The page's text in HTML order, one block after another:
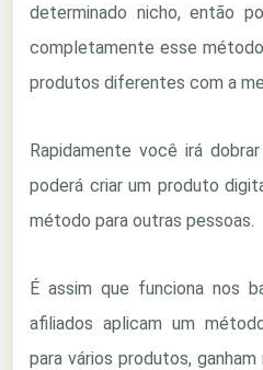
determinado nicho, então
completamente esse
produtos diferentes com a
Rapidamente você irá
poderá criar um produto
método para outras pessoas.
É assim que funciona nos
afiliados aplicam um
para vários produtos,